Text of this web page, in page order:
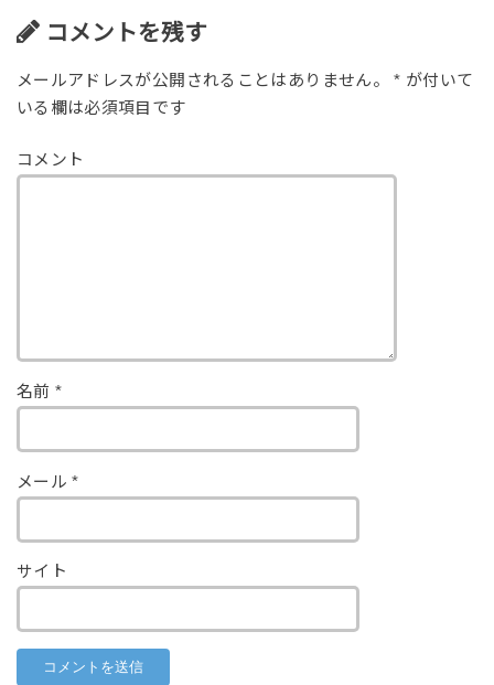
コメントを残す
メールアドレスが公開されることはありません。 * が付いて
いる欄は必須項目です
コメント
名前 *
メール*
サイト